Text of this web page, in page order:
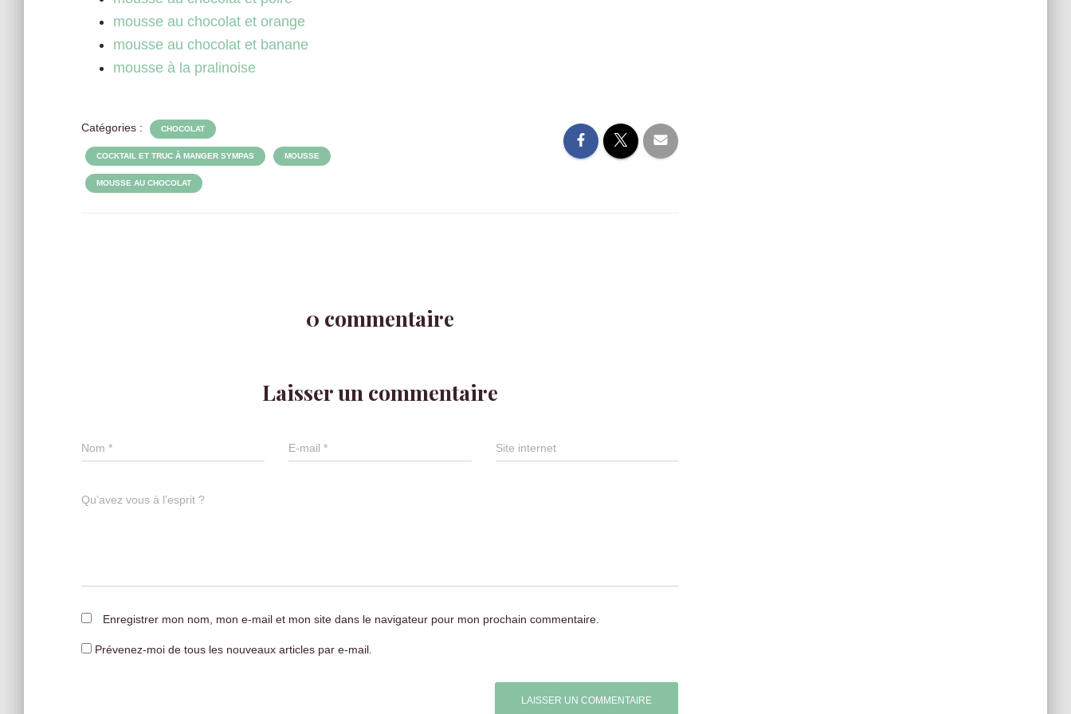
mousse au chocolat et orange
mousse au chocolat et banane
mousse à la pralinoise
Catégories : CHOCOLAT
COCKTAIL ET TRUC À MANGER SYMPAS MOUSSE
MOUSSE AU CHOCOLAT
0 commentaire
Laisser un commentaire
Nom * E-mail * Site internet
Qu’avez vous à l’esprit ?
Enregistrer mon nom, mon e-mail et mon site dans le navigateur pour mon prochain commentaire.
Prévenez-moi de tous les nouveaux articles par e-mail.